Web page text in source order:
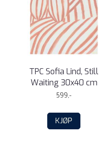
TPC Sofia Lind, Still
Waiting 30x40 cm
599,-
KJØP